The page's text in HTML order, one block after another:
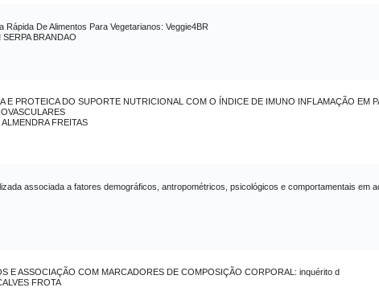
De Alimentos Para Vegetarianos: Veggie4BR
BRANDAO
E PROTEICA DO SUPORTE NUTRICIONAL COM O ÍNDICE DE IMUNO INFLAMAÇÃO EM
ALMENDRA FREITAS
associada a fatores demográficos, antropométricos, psicológicos e comportamentais em
E ASSOCIAÇÃO COM MARCADORES DE COMPOSIÇÃO CORPORAL: inquérito d
FROTA